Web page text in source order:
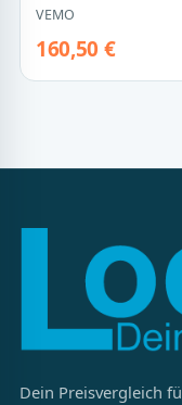
Renault
VEMO
160,50 €
Dein Preisvergleich